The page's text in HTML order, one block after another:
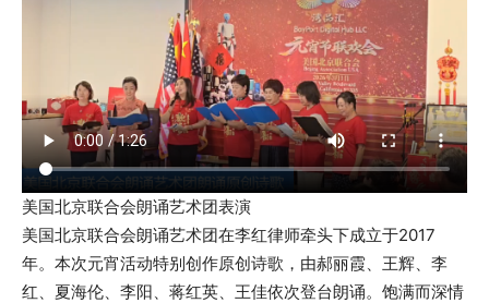
美国北京联合会朗诵艺术团表演
美国北京联合会朗诵艺术团在李红律师牵头下成立于2017
年。本次元宵活动特别创作原创诗歌，由郝丽霞、王辉、李
红、夏海伦、李阳、蒋红英、王佳依次登台朗诵。饱满而深情